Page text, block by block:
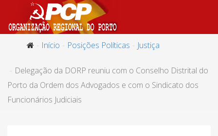
Início Posições Políticas Justiça
Delegação da DORP reuniu com o Conselho Distrital do
Porto da Ordem dos Advogados e com o Sindicato dos
Funcionários Judiciais